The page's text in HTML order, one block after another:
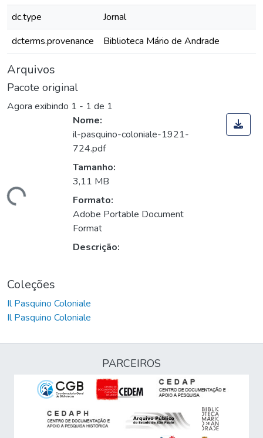
dc.type
Jornal
dcterms.provenance
Biblioteca Mário de Andrade
Arquivos
Pacote original
Agora exibindo 1 - 1 de 1
Nome:
il-pasquino-coloniale-1921-
724.pdf
Tamanho:
3,11 MB
Formato:
Adobe Portable Document
Format
Descrição:
Coleções
Il Pasquino Coloniale
Il Pasquino Coloniale
PARCEIROS